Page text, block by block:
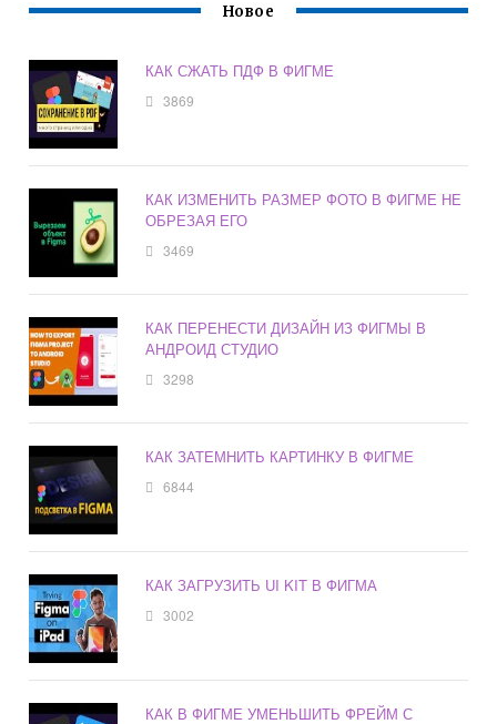
Новое
КАК СЖАТЬ ПДФ В ФИГМЕ
3869
КАК ИЗМЕНИТЬ РАЗМЕР ФОТО В ФИГМЕ НЕ
ОБРЕЗАЯ ЕГО
3469
КАК ПЕРЕНЕСТИ ДИЗАЙН ИЗ ФИГМЫ В
АНДРОИД СТУДИО
3298
КАК ЗАТЕМНИТЬ КАРТИНКУ В ФИГМЕ
6844
КАК ЗАГРУЗИТЬ UI KIT В ФИГМА
3002
КАК В ФИГМЕ УМЕНЬШИТЬ ФРЕЙМ С